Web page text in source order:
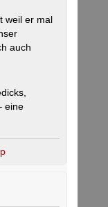
weil er mal
auch
eine